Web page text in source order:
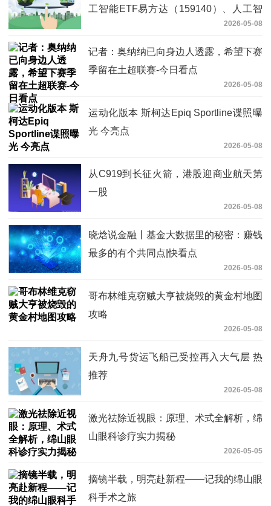
工智能ETF易方达（159140）、人工智
能ETF易方达（159819）投资机会-今日
看点
2026-05-08
记者：奥纳纳已向身边人透露，希望下赛
季留在土超联赛-今日看点
2026-05-08
运动化版本 斯柯达Epiq Sportline谍照曝
光 今亮点
2026-05-08
从C919到长征火箭，港股迎商业航天第
一股
2026-05-08
晓焓说金融丨基金大数据里的秘密：赚钱
最多的有个共同点|快看点
2026-05-08
哥布林维克窃贼大亨被烧毁的黄金村地图
攻略
2026-05-08
天舟九号货运飞船已受控再入大气层 热
推荐
2026-05-08
激光祛除近视眼：原理、术式全解析，绵
山眼科诊疗实力揭秘
2026-05-05
摘镜半载，明亮赴新程——记我的绵山眼
科手术之旅